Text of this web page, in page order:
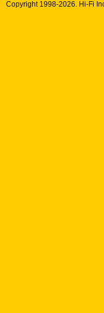
Copyright 1998-2026. Hi-Fi